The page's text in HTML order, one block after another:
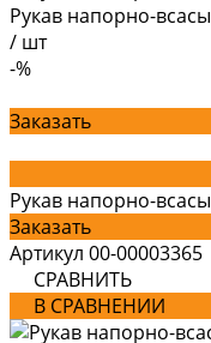
Рукав напорно-
/ шт
-%
Заказать
Рукав напорно-
Заказать
Артикул 00-00003365
СРАВНИТЬ
В СРАВНЕНИИ